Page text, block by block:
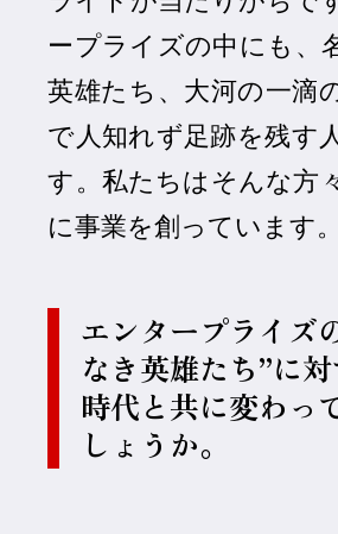
ープライズの中にも、
英雄たち、大河の一滴
で人知れず足跡を残す
す。私たちはそんな方
に事業を創っています。
エンタープライズ
なき英雄たち”に
時代と共に変わっ
しょうか。